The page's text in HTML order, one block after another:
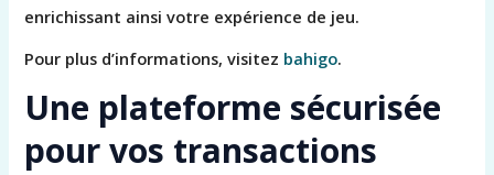
enrichissant ainsi votre expérience de jeu.
Pour plus d’informations, visitez bahigo.
Une plateforme sécurisée
pour vos transactions